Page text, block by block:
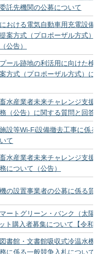
託先機関の公募について
おける電気自動車用充電設備
案方式（プロポーザル方式）
公告）
ール跡地の利活用に向けた検
方式（プロポーザル方式）に
水産業者未来チャレンジ支援
（公告）に関する質問と回答
設等Wi-Fi設備撤去工事に係
て
水産業者未来チャレンジ支援
について（公告）
の設置事業者の公募に係る質
ートグリーン・バンク（太陽
ト購入者募集について【令和
書館・文書館吸収式冷温水機
に係る一般競争入札について